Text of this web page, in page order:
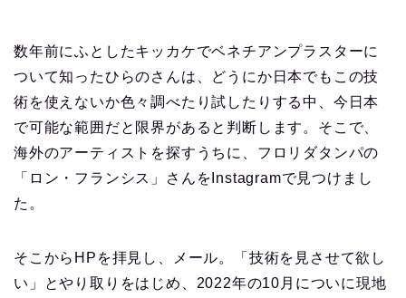
数年前にふとしたキッカケでベネチアンプラスターに
ついて知ったひらのさんは、どうにか日本でもこの技
術を使えないか色々調べたり試したりする中、今日本
で可能な範囲だと限界があると判断します。そこで、
海外のアーティストを探すうちに、フロリダタンパの
「ロン・フランシス」さんをInstagramで見つけまし
た。
そこからHPを拝見し、メール。「技術を見させて欲し
い」とやり取りをはじめ、2022年の10月についに現地